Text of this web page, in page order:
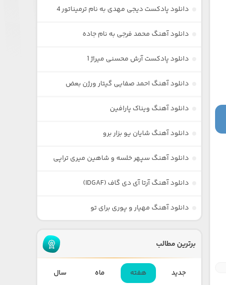
دانلود پادکست دیجی مهدی به نام ترمیناتور 4
دانلود آهنگ محمد فرجی به نام جاده
دانلود پادکست آرش محسنی میراژ 1
دانلود آهنگ احمد صفایی گیتار ورژن بعض
دانلود آهنگ ویناک پارافین
دانلود آهنگ شایان یو بزار برو
دانلود آهنگ سپهر خلسه و شاهین میری تراپی
دانلود آهنگ آرتا آی دی گاف (IDGAF)
دانلود آهنگ مهیار و پوری برای تو
برترین مطالب
جدید هفته ماه سال